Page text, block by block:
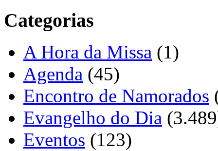
Categorias
A Hora da Missa (1)
Agenda (45)
Encontro de Namorados
Evangelho do Dia
Eventos (123)